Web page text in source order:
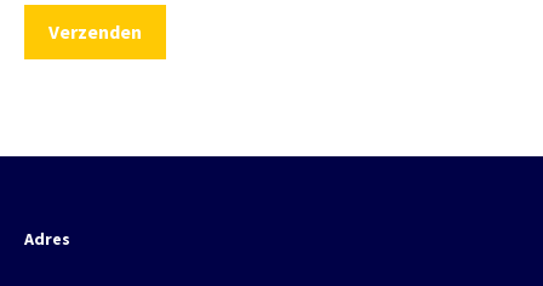
Adres